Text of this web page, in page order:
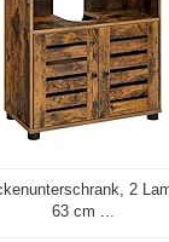
2
63 cm ...